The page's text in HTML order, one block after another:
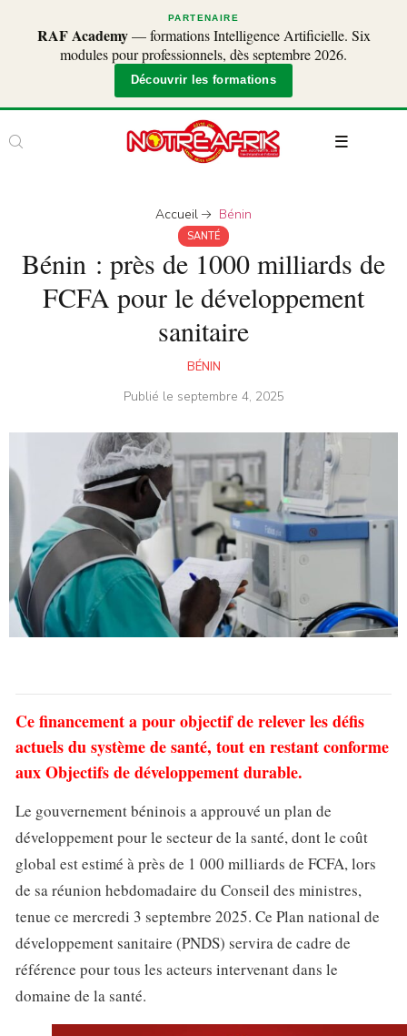
PARTENAIRE
RAF Academy— formations Intelligence Artificielle. Six
modules pour professionnels, dès septembre 2026.
Découvrir les formations
Accueil Bénin
SANTÉ
Bénin : près de 1000 milliards de
FCFA pour le développement
sanitaire
BÉNIN
Publié le septembre 4, 2025
Ce financement a pour objectif de relever les défis
actuels du système de santé, tout en restant conforme
aux Objectifs de développement durable.
Le gouvernement béninois a approuvé un plan de
développement pour le secteur de la santé, dont le coût
global est estimé à près de 1 000 milliards de FCFA, lors
de sa réunion hebdomadaire du Conseil des ministres,
tenue ce mercredi 3 septembre 2025. Ce Plan national de
développement sanitaire (PNDS) servira de cadre de
référence pour tous les acteurs intervenant dans le
domaine de la santé.